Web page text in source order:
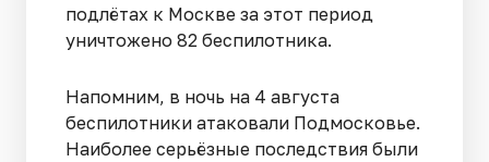
подлётах к Москве за этот период
уничтожено 82 беспилотника.
Напомним, в ночь на 4 августа
беспилотники атаковали Подмосковье.
Наиболее серьёзные последствия были